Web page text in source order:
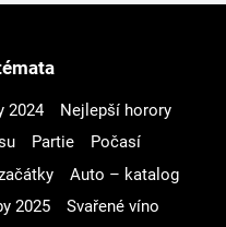
2024
Nejlepší horory
Partie
Počasí
Auto – katalog
2025
Svařené víno